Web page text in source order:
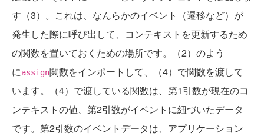
す（3）。これは、なんらかのイベント（遷移など）が
発生した際に呼び出して、コンテキストを更新するため
の関数を置いておくための場所です。（2）のよう
にassign関数をインポートして、（4）で関数を渡して
います。（4）で渡している関数は、第1引数が現在のコ
ンテキストの値、第2引数がイベントに紐づいたデータ
です。第2引数のイベントデータは、アプリケーション